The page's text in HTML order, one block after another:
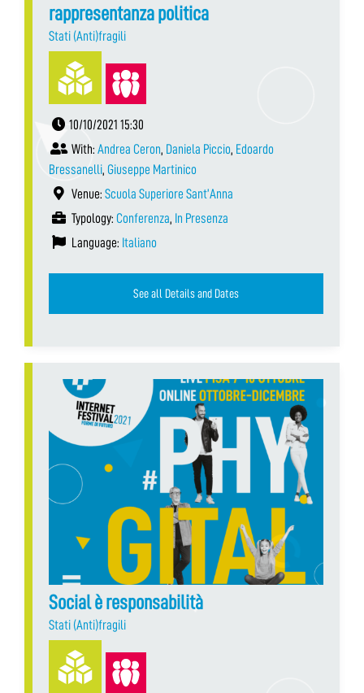
rappresentanza politica
Stati (Anti)fragili
10/10/2021 15:30
With: Andrea Ceron, Daniela Piccio, Edoardo
Bressanelli, Giuseppe Martinico
Venue: Scuola Superiore Sant’Anna
Typology: Conferenza, In Presenza
Language: Italiano
See all Details and Dates
Social è responsabilità
Stati (Anti)fragili